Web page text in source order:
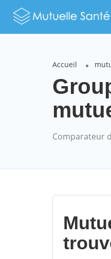
Accueil
Comparateur